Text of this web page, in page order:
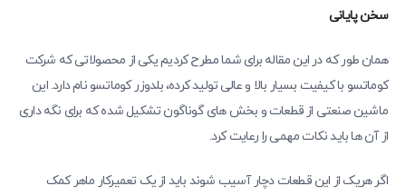
سخن پایانی
همان طور که در این مقاله برای شما مطرح کردیم یکی از محصولاتی که شرکت
کوماتسو با کیفیت بسیار بالا و عالی تولید کرده، بلدوزر کوماتسو نام دارد. این
ماشین صنعتی از قطعات و بخش ‌های گوناگون تشکیل شده که برای نگه داری
از آن ها باید نکات مهمی را رعایت کرد.
اگر هریک از این قطعات دچار آسیب شوند باید از یک تعمیرکار ماهر کمک